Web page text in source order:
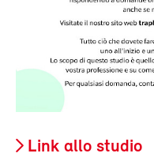
Link allo studio